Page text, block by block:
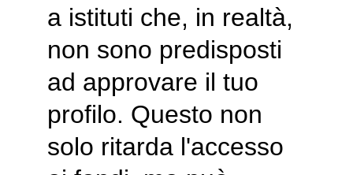
a istituti che, in realtà,
non sono predisposti
ad approvare il tuo
profilo. Questo non
solo ritarda l'accesso